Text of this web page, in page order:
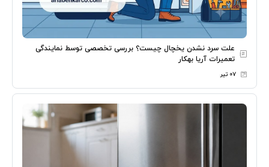
علت سرد نشدن یخچال چیست؟ بررسی تخصصی توسط نمایندگی
تعمیرات آریا بهکار
۰۷ تیر